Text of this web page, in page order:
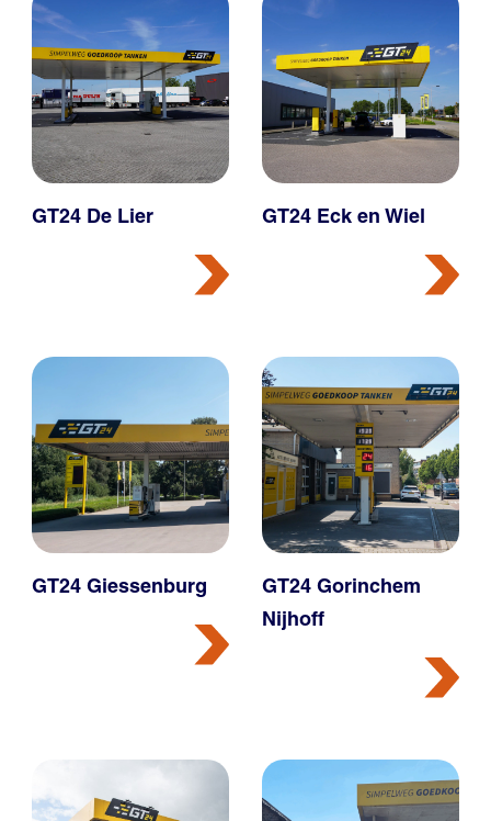
GT24 De Lier GT24 Eck en Wiel
GT24 Giessenburg
GT24 Gorinchem
Nijhoff